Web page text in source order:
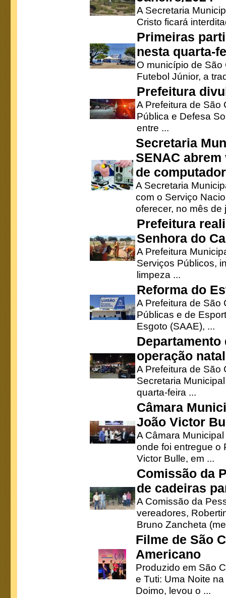
A Secretaria
Cristo ficará
Primeiras
nesta quarta-
O município de
Futebol Júnior, a
Prefeitura
A Prefeitura de São
Pública e Defesa
entre ...
Secretaria
SENAC
de
A Secretaria
com o Serviço
oferecer, no mês de
Prefeitura
Senhora do
A Prefeitura
Serviços Públicos,
limpeza ...
Reforma do
A Prefeitura de São
Públicas e de
Esgoto (SAAE), ...
operação
A Prefeitura de São
Secretaria
quarta-feira ...
Câmara
João Victor
A Câmara
onde foi entregue o
Victor Bulle, em ...
Comissão da
de cadeiras
A Comissão da
vereadores,
Bruno Zancheta
Filme de São
Americano
Produzido em São
e Tuti: Uma Noite
Doimo, levou o ...